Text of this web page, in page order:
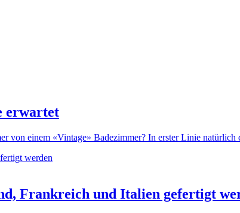
erwartet
von einem «Vintage» Badezimmer? In erster Linie
Frankreich und Italien gefertigt